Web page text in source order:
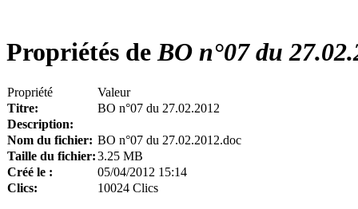
Propriétés deBO n°07 du
Propriété
Valeur
Titre:
BO n°07 du 27.02.2012
Description:
Nom du fichier: BO n°07 du 27.02.2012.doc
Taille du fichier:3.25 MB
Créé le :
05/04/2012 15:14
Clics:
10024 Clics